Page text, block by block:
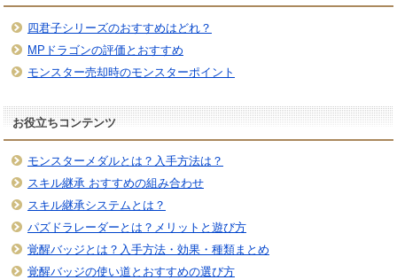
四君子シリーズのおすすめはどれ？
MPドラゴンの評価とおすすめ
モンスター売却時のモンスターポイント
お役立ちコンテンツ
モンスターメダルとは？入手方法は？
スキル継承 おすすめの組み合わせ
スキル継承システムとは？
パズドラレーダーとは？メリットと遊び方
覚醒バッジとは？入手方法・効果・種類まとめ
覚醒バッジの使い道とおすすめの選び方